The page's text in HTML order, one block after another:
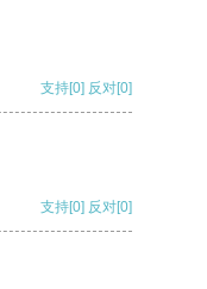
支持[0] 反对[0]
支持[0] 反对[0]